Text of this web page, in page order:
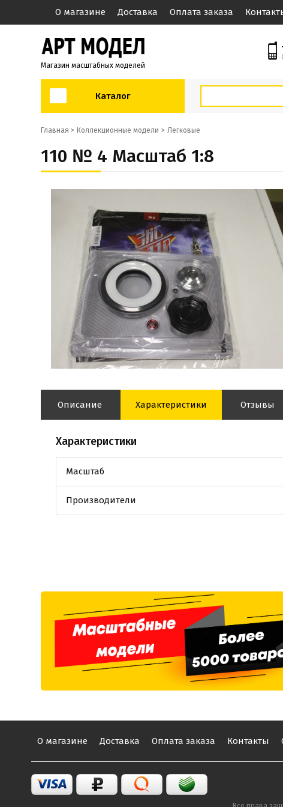
О магазине Доставка Оплата заказа
Магазин масштабных моделей
Каталог
Главная > Коллекционные модели Легковые
110 № 4 Масштаб 1:8
Описание Характеристики Отзывы
Характеристики
Масштаб
Производители
О магазине Доставка Оплата заказа Контакты